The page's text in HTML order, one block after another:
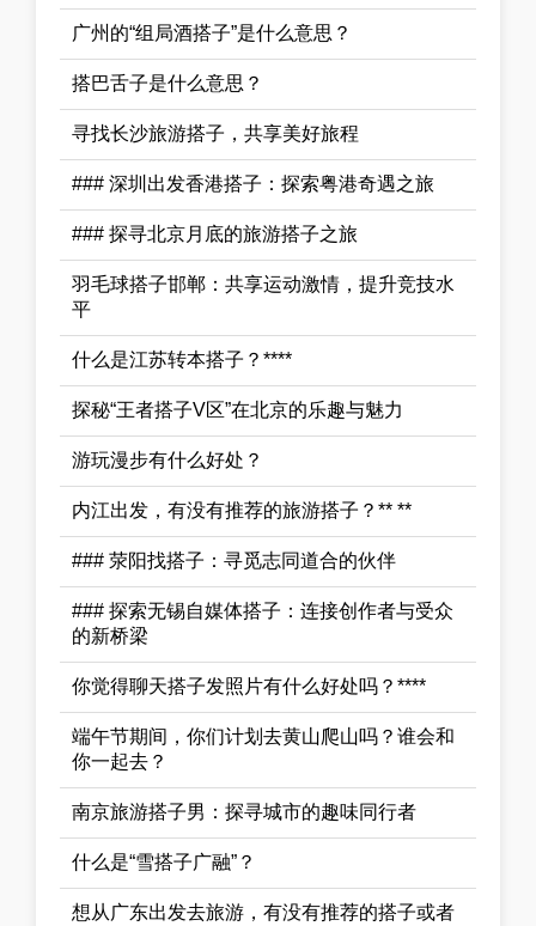
广州的“组局酒搭子”是什么意思？
搭巴舌子是什么意思？
寻找长沙旅游搭子，共享美好旅程
### 深圳出发香港搭子：探索粤港奇遇之旅
### 探寻北京月底的旅游搭子之旅
羽毛球搭子邯郸：共享运动激情，提升竞技水
平
什么是江苏转本搭子？****
探秘“王者搭子V区”在北京的乐趣与魅力
游玩漫步有什么好处？
内江出发，有没有推荐的旅游搭子？** **
### 荥阳找搭子：寻觅志同道合的伙伴
### 探索无锡自媒体搭子：连接创作者与受众
的新桥梁
你觉得聊天搭子发照片有什么好处吗？****
端午节期间，你们计划去黄山爬山吗？谁会和
你一起去？
南京旅游搭子男：探寻城市的趣味同行者
什么是“雪搭子广融”？
想从广东出发去旅游，有没有推荐的搭子或者